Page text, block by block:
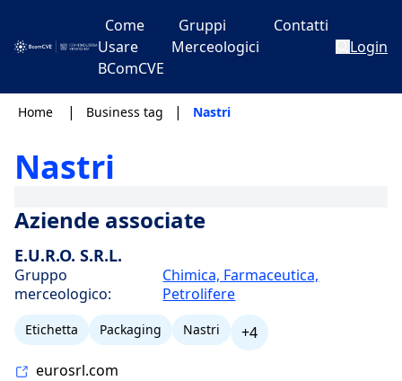
Come
Usare
BComCVE
Gruppi
Merceologici
Contatti
Login
Home | Business tag | Nastri
Nastri
Aziende associate
E.U.R.O. S.R.L.
Gruppo
merceologico:
Chimica, Farmaceutica,
Petrolifere
Etichetta Packaging Nastri
+4
eurosrl.com